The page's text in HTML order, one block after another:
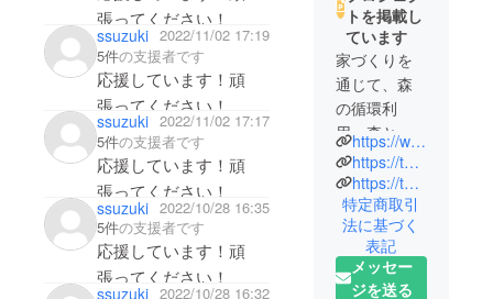
張ってください！
ssuzuki 2022/11/02 17:19
5件の支援者です
応援しています！頑
張ってください！
ssuzuki 2022/11/02 17:17
5件の支援者です
応援しています！頑
張ってください！
ssuzuki 2022/10/28 16:35
5件の支援者です
応援しています！頑
張ってください！
ssuzuki 2022/10/28 16:32
トを掲載し
ています
家づくりを
通じて、森
の循環利
用、森と共
生するライ
フスタイル
が世の中に
広がり定着
することを
目指して活
https://www.kinoie.org/
https://tokigawa-tokinowa.jp/
https://tokigawa-kyoshitsu.jp/
特定商取引
法に基づく
表記
メッセー
ジを送る